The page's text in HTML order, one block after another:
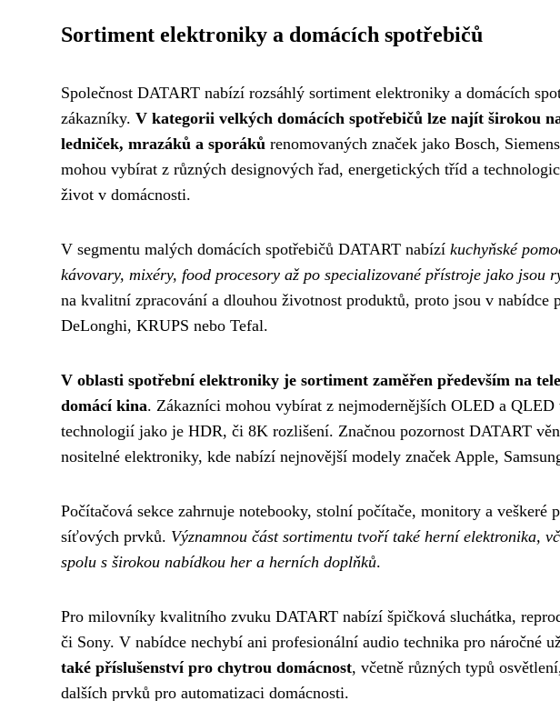
Sortiment elektroniky a domácích spotřebičů
Společnost DATART nabízí rozsáhlý sortiment elektroniky a domácích
zákazníky. V kategorii velkých domácích spotřebičů lze najít širokou
ledniček, mrazáků a sporáků renomovaných značek jako Bosch,
mohou vybírat z různých designových řad, energetických tříd a
život v domácnosti.
V segmentu malých domácích spotřebičů DATART nabízí kuchyňské
kávovary, mixéry, food procesory až po specializované přístroje jako jsou
na kvalitní zpracování a dlouhou životnost produktů, proto jsou v nabídce
DeLonghi, KRUPS nebo Tefal.
V oblasti spotřební elektroniky je sortiment zaměřen především na
domácí kina. Zákazníci mohou vybírat z nejmodernějších OLED a
technologií jako je HDR, či 8K rozlišení. Značnou pozornost DATART
nositelné elektroniky, kde nabízí nejnovější modely značek Apple,
Počítačová sekce zahrnuje notebooky, stolní počítače, monitory a veškeré
síťových prvků. Významnou část sortimentu tvoří také herní elektronika,
spolu s širokou nabídkou her a herních doplňků.
Pro milovníky kvalitního zvuku DATART nabízí špičková sluchátka,
či Sony. V nabídce nechybí ani profesionální audio technika pro náročné
také příslušenství pro chytrou domácnost, včetně různých typů
dalších prvků pro automatizaci domácnosti.